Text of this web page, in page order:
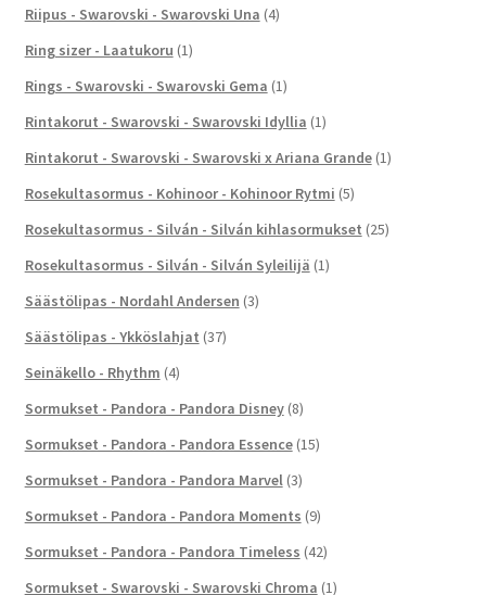
Riipus - Swarovski - Swarovski Una (4)
Ring sizer - Laatukoru (1)
Rings - Swarovski - Swarovski Gema (1)
Rintakorut - Swarovski - Swarovski Idyllia (1)
Rintakorut - Swarovski - Swarovski x Ariana Grande (1)
Rosekultasormus - Kohinoor - Kohinoor Rytmi (5)
Rosekultasormus - Silván - Silván kihlasormukset (25)
Rosekultasormus - Silván - Silván Syleilijä (1)
Säästölipas - Nordahl Andersen (3)
Säästölipas - Ykköslahjat (37)
Seinäkello - Rhythm (4)
Sormukset - Pandora - Pandora Disney (8)
Sormukset - Pandora - Pandora Essence (15)
Sormukset - Pandora - Pandora Marvel (3)
Sormukset - Pandora - Pandora Moments (9)
Sormukset - Pandora - Pandora Timeless (42)
Sormukset - Swarovski - Swarovski Chroma (1)